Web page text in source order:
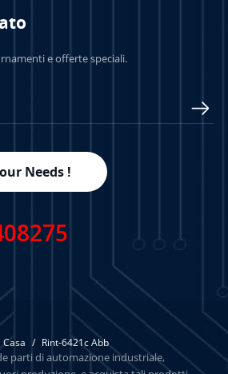
Casa / Rint-6421c Abb
e offerte speciali.
Needs !
parti di automazione industriale,